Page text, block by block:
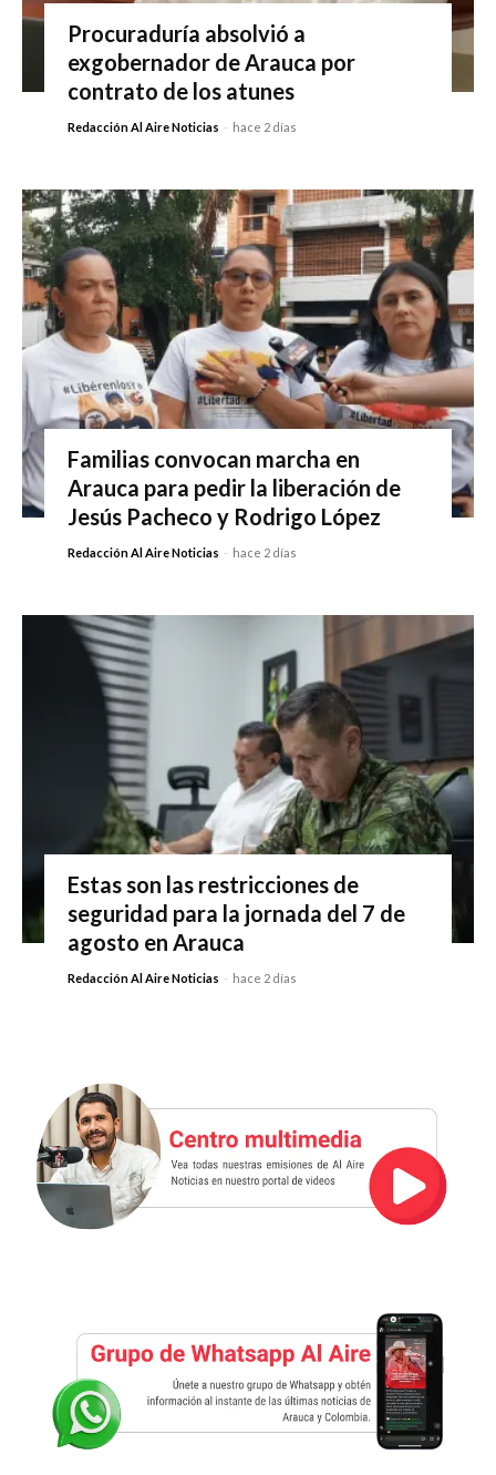
Procuraduría absolvió a
exgobernador de Arauca por
contrato de los atunes
Redacción Al Aire Noticias - hace 2 días
Familias convocan marcha en
Arauca para pedir la liberación de
Jesús Pacheco y Rodrigo López
Redacción Al Aire Noticias - hace 2 días
Estas son las restricciones de
seguridad para la jornada del 7 de
agosto en Arauca
Redacción Al Aire Noticias - hace 2 días